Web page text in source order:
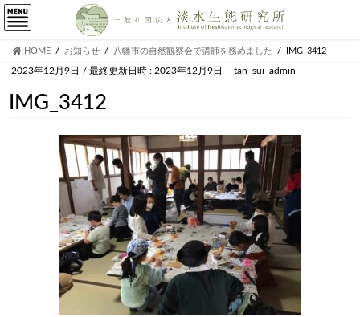
HOME お知らせ 八幡市の自然観察会で講師を務めました IMG_3412
2023年12月9日 / 最終更新日時 : 2023年12月9日 tan_sui_admin
IMG_3412